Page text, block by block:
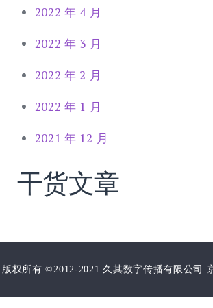
2022 年 4 月
2022 年 3 月
2022 年 2 月
2022 年 1 月
2021 年 12 月
干货文章
版权所有 ©2012-2021 久其数字传播有限公司